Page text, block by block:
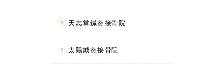
天志堂鍼灸接骨院
太陽鍼灸接骨院